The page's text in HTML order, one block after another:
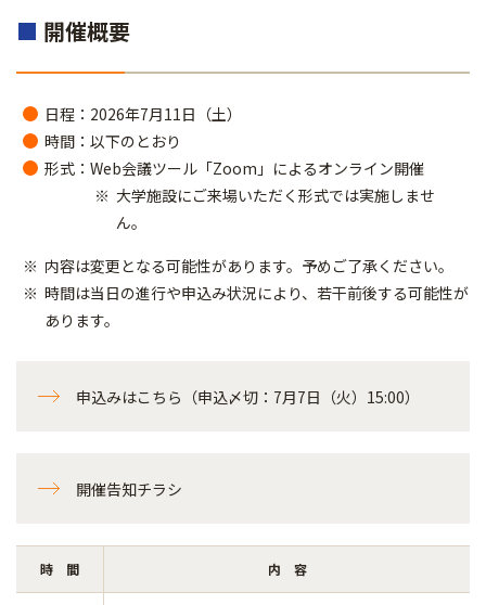
■ 開催概要
日程：2026年7月11日（土）
時間：以下のとおり
形式：Web会議ツール「Zoom」によるオンライン開催
大学施設にご来場いただく形式では実施しませ
ん。
内容は変更となる可能性があります。予めご了承ください。
時間は当日の進行や申込み状況により、若干前後する可能性が
あります。
申込みはこちら（申込〆切：7月7日（火）15:00）
開催告知チラシ
時 間 内 容